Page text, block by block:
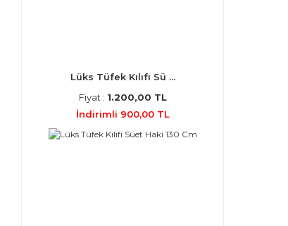
Lüks Tüfek Kılıfı Sü ...
Fiyat : 1.200,00 TL
İndirimli 900,00 TL